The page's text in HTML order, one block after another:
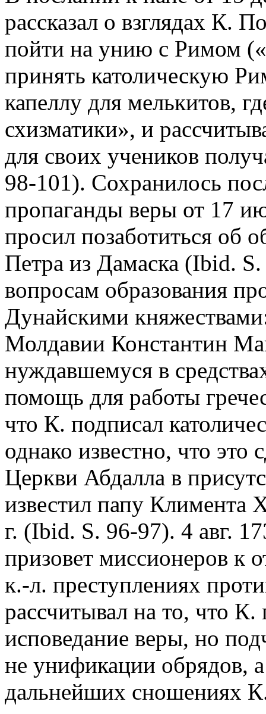
рассказал о взглядах К.
пойти на унию с Римом
принять католическую
капеллу для мелькитов,
схизматики», и
для своих учеников
98-101). Сохранилось
пропаганды веры от 17
просил позаботиться об
Петра из Дамаска (Ibid.
вопросам образования
Дунайскими
Молдавии Константин
нуждавшемуся в
помощь для работы
что К. подписал
однако известно, что это
Церкви Абдалла в
известил папу Климента
г. (Ibid. S. 96-97). 4 авг.
призовет миссионеров к
к.-л. преступлениях
рассчитывал на то, что
исповедание веры, но
не унификации обрядов,
дальнейших сношениях